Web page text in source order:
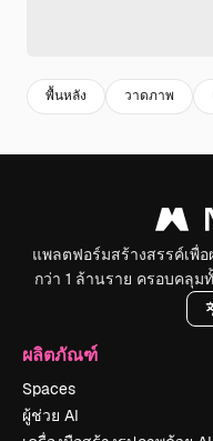
พื้นหลัง วาดภาพ
แพลตฟอร์มสร้างสรรค์เพื่
กว่า 1 ล้านราย ครอบคลุม
ผลิตภัณฑ์
Spaces
ผู้ช่วย AI